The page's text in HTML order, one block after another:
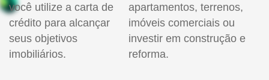
você utilize a carta de
crédito para alcançar
seus objetivos
imobiliários.
apartamentos, terrenos,
imóveis comerciais ou
investir em construção e
reforma.